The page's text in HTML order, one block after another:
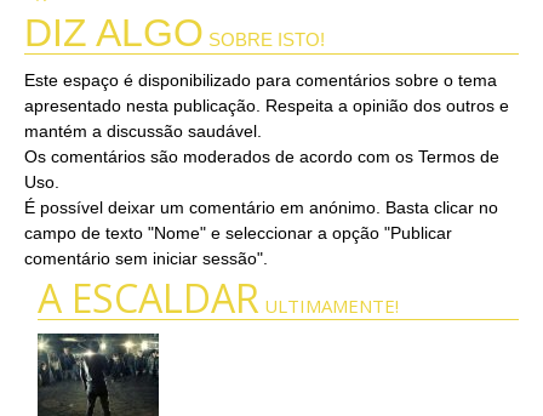
DIZ ALGO SOBRE ISTO!
Este espaço é disponibilizado para comentários sobre o tema
apresentado nesta publicação. Respeita a opinião dos outros e
mantém a discussão saudável.
Os comentários são moderados de acordo com os Termos de
Uso.
É possível deixar um comentário em anónimo. Basta clicar no
campo de texto "Nome" e seleccionar a opção "Publicar
comentário sem iniciar sessão".
A ESCALDAR ULTIMAMENTE!